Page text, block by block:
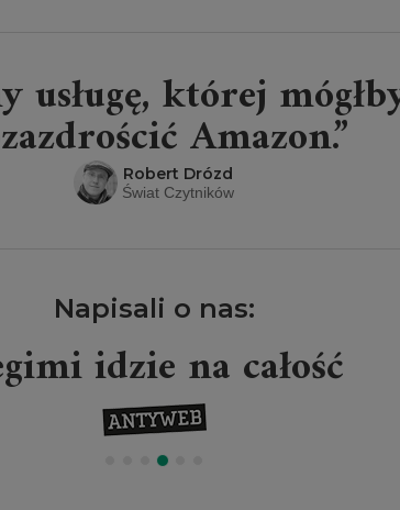
usługę, której
Amazon.”
Robert Drózd
Świat Czytników
Napisali o nas:
idzie na całość